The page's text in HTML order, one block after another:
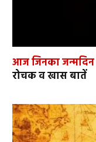
आज जिनका
रोचक व खास बातें